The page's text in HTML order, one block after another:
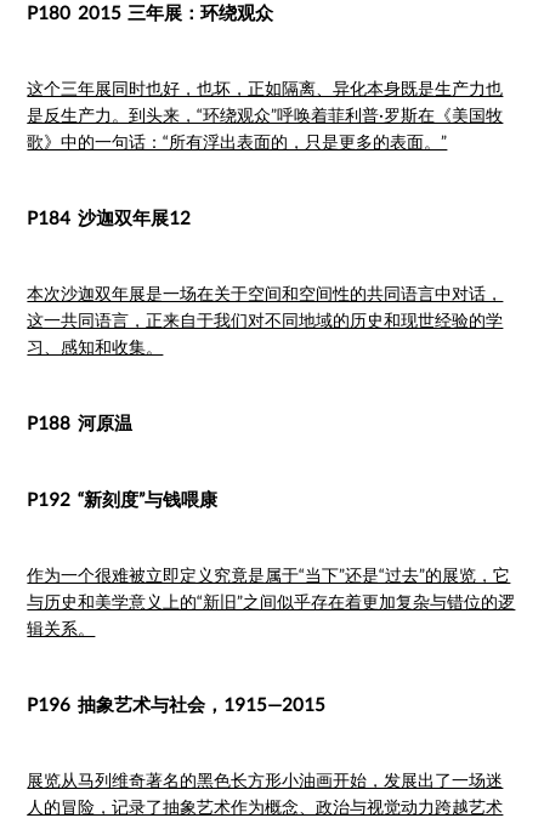
P180 2015 三年展：环绕观众
这个三年展同时也好，也坏，正如隔离、异化本身既是生产力也
是反生产力。到头来，“环绕观众”呼唤着菲利普·罗斯在《美国牧
歌》中的一句话：“所有浮出表面的，只是更多的表面。”
P184 沙迦双年展12
本次沙迦双年展是一场在关于空间和空间性的共同语言中对话，
这一共同语言，正来自于我们对不同地域的历史和现世经验的学
习、感知和收集。
P188 河原温
P192 “新刻度”与钱喂康
作为一个很难被立即定义究竟是属于“当下”还是“过去”的展览，它
与历史和美学意义上的“新旧”之间似乎存在着更加复杂与错位的逻
辑关系。
P196 抽象艺术与社会，1915—2015
展览从马列维奇著名的黑色长方形小油画开始，发展出了一场迷
人的冒险，记录了抽象艺术作为概念、政治与视觉动力跨越艺术